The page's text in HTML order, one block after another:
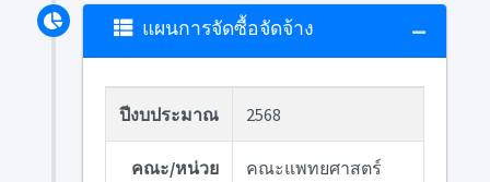
แผนการจัดซื้อจัดจ้าง
ปีงบประมาณ 2568
คณะ/หน่วย
คณะแพทยศาสตร์